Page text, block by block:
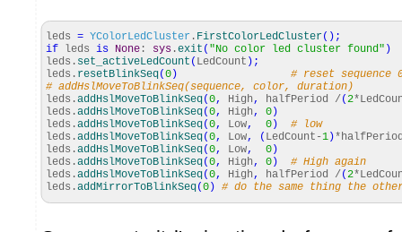
leds = YColorLedCluster . FirstColorLedCluster( ) ;
if leds is None : sys .exit ( "No color led cluster found" )
leds. set_activeLedCount ( LedCount ) ;
leds. resetBlinkSeq(0 )
# reset sequence
# addHslMoveToBlinkSeq(sequence, color, duration)
leds.addHslMoveToBlinkSeq(0, High, halfPeriod / (2
leds.addHslMoveToBlinkSeq(0, High, 0 )
leds.addHslMoveToBlinkSeq(0, Low, 0 )
# low
leds.addHslMoveToBlinkSeq(0, Low, ( LedCount-1 )
leds.addHslMoveToBlinkSeq(0, Low, 0 )
leds.addHslMoveToBlinkSeq(0, High, 0 )
# High again
leds.addHslMoveToBlinkSeq(0, High, halfPeriod / (2
leds.addMirrorToBlinkSeq(0 ) # do the same thing the